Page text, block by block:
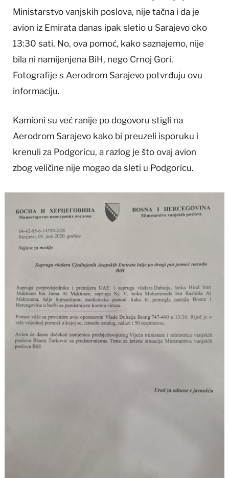
Ministarstvo vanjskih poslova, nije tačna i da je
avion iz Emirata danas ipak sletio u Sarajevo oko
13:30 sati. No, ova pomoć, kako saznajemo, nije
bila ni namijenjena BiH, nego Crnoj Gori.
Fotografije s Aerodrom Sarajevo potvrđuju ovu
informaciju.
Kamioni su već ranije po dogovoru stigli na
Aerodrom Sarajevo kako bi preuzeli isporuku i
krenuli za Podgoricu, a razlog je što ovaj avion
zbog veličine nije mogao da sleti u Podgoricu.